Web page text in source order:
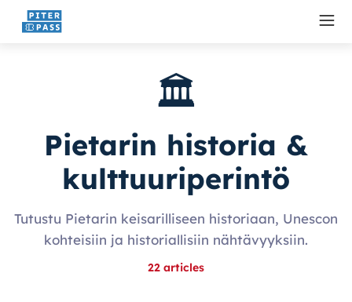
🏛️
Pietarin historia &
kulttuuriperintö
Tutustu Pietarin keisarilliseen historiaan, Unescon
kohteisiin ja historiallisiin nähtävyyksiin.
22 articles